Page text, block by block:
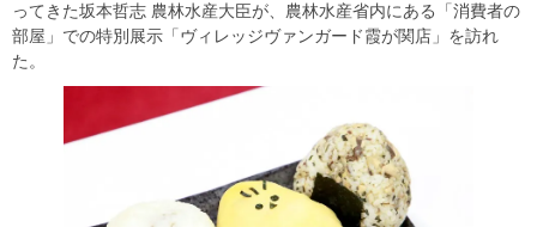
ってきた坂本哲志 農林水産大臣が、農林水産省内にある「消費者の
部屋」での特別展示「ヴィレッジヴァンガード霞が関店」を訪れ
た。